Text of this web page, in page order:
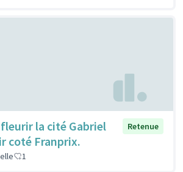
la cité Gabriel
coté Franprix.
Retenue
1